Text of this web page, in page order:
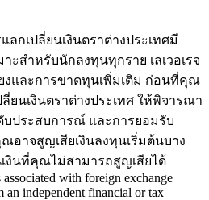
ลกเปลี่ยนเงินตราต่างประเทศมี
ะสำหรับนักลงทุนทุกราย เลเวอเรจ
งและการขาดทุนเพิ่มเติม ก่อนที่คุณ
ยนเงินตราต่างประเทศ ให้พิจารณา
บประสบการณ์ และการยอมรับ
อาจสูญเสียเงินลงทุนเริ่มต้นบาง
งินที่คุณไม่สามารถสูญเสียได้
with foreign exchange
an independent financial or tax